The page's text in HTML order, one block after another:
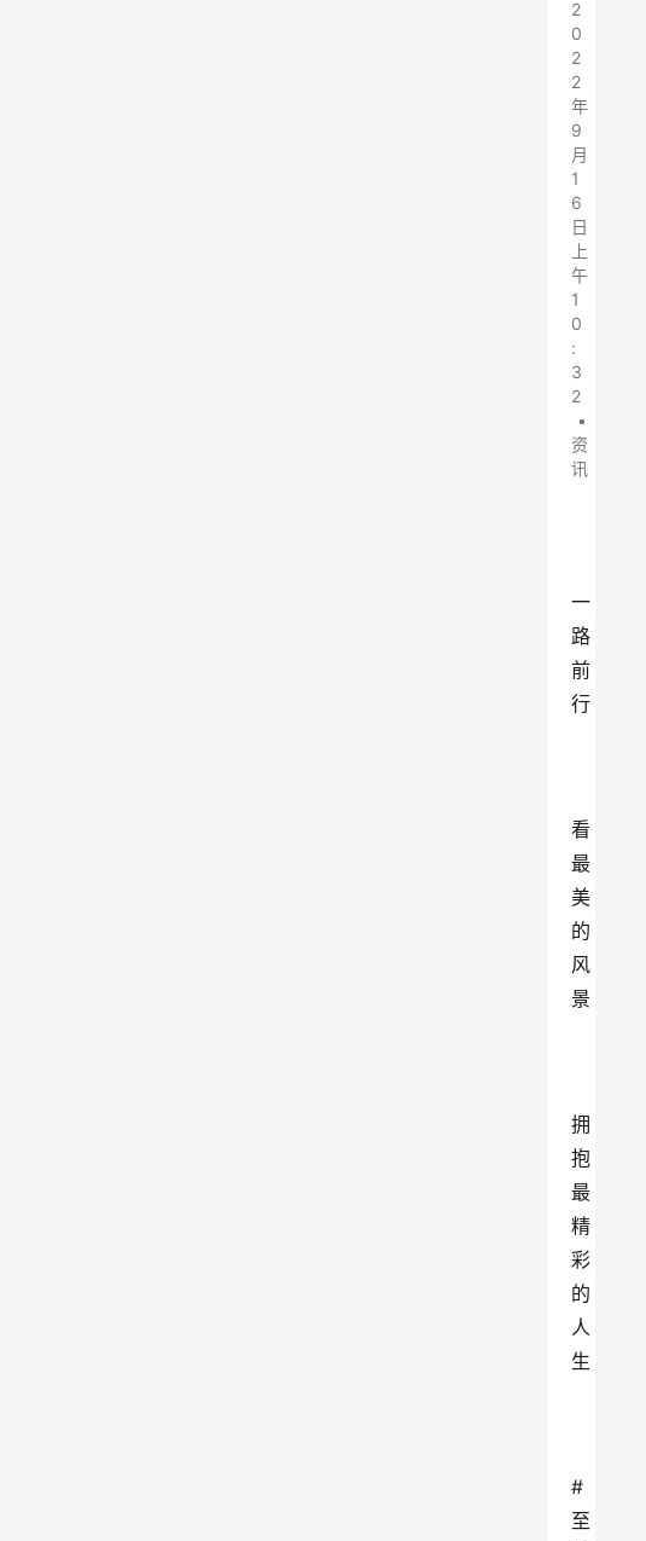
2
0
2
2
年
9
月
1
6
日
上
午
1
0
:
3
2
•
资
讯
一
路
前
行
看
最
美
的
风
景
拥
抱
最
精
彩
的
人
生
#
至